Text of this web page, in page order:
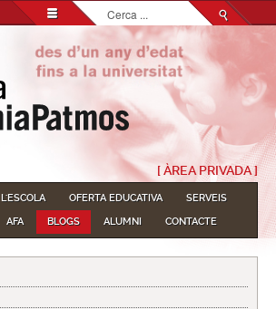
Cerca
...
[ ÀREA PRIVADA ]
L'ESCOLA OFERTA EDUCATIVA
SERVEIS
AFA BLOGS ALUMNI CONTACTE